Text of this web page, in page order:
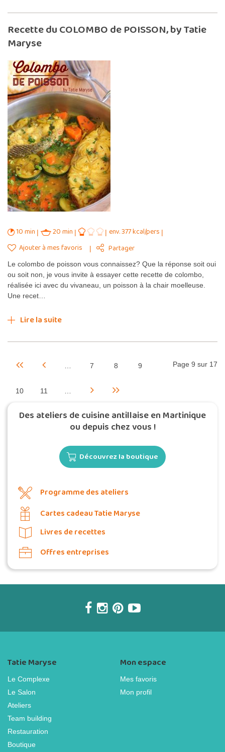
Recette du COLOMBO de POISSON, by Tatie
Maryse
10 min 20 min
env. 377 kcal/pers
Ajouter à mes favoris
Partager
Le colombo de poisson vous connaissez? Que la réponse soit oui
ou soit non, je vous invite à essayer cette recette de colombo,
réalisée ici avec du vivaneau, un poisson à la chair moelleuse.
Une recet…
Lire la suite
Page 9 sur 17
7 8 9
10 11
Des ateliers de cuisine antillaise en Martinique
ou depuis chez vous !
Découvrez la boutique
Programme des ateliers
Cartes cadeau Tatie Maryse
Livres de recettes
Offres entreprises
Tatie Maryse
Le Complexe
Le Salon
Ateliers
Team building
Restauration
Boutique
Mon espace
Mes favoris
Mon profil